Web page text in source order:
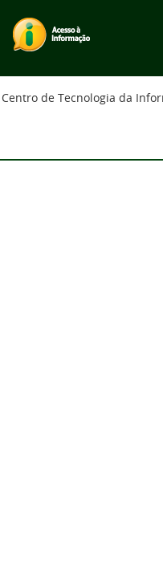
Centro de Tecnologia da